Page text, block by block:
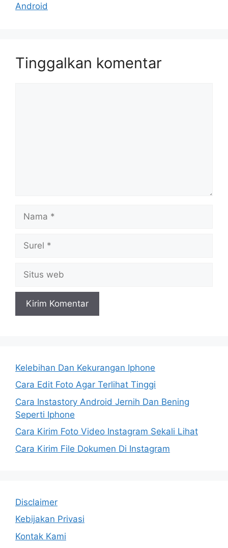
Android
Tinggalkan komentar
web
Kelebihan Dan Kekurangan Iphone
Cara Edit Foto Agar Terlihat Tinggi
Cara Instastory Android Jernih Dan Bening
Seperti Iphone
Cara Kirim Foto Video Instagram Sekali Lihat
Cara Kirim File Dokumen Di Instagram
Disclaimer
Kebijakan Privasi
Kontak Kami